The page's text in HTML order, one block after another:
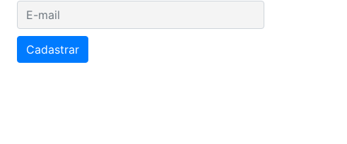
E-mail
Cadastrar